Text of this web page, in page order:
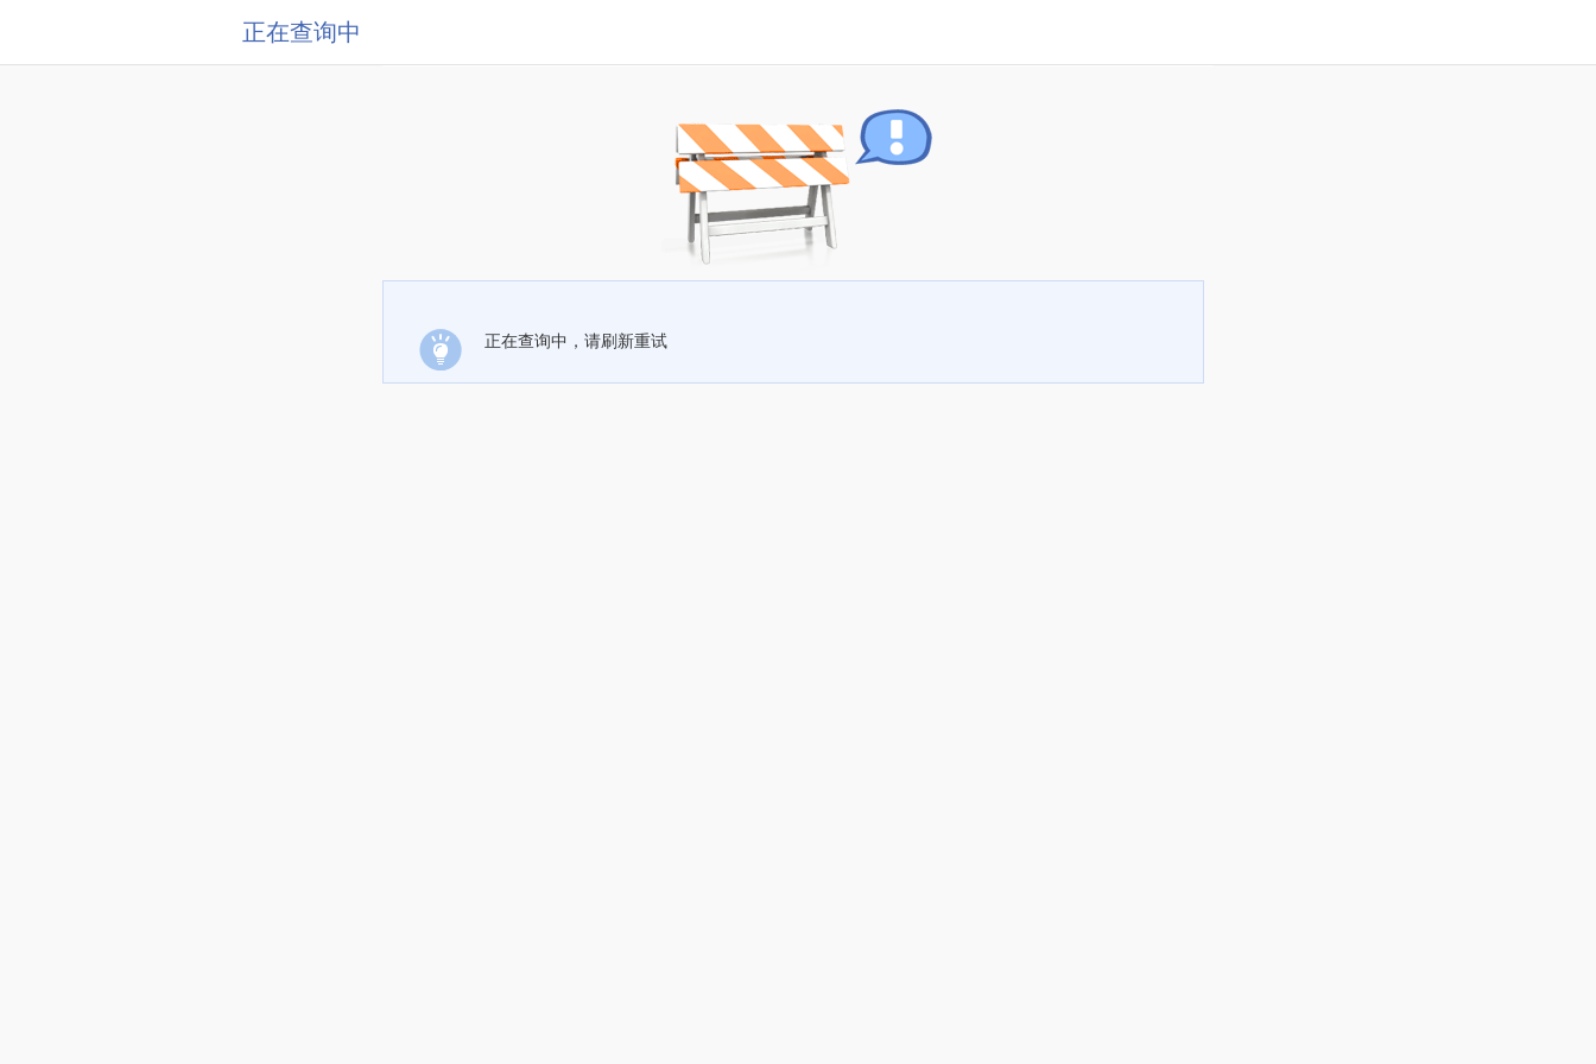
正在查询中
正在查询中，请刷新重试